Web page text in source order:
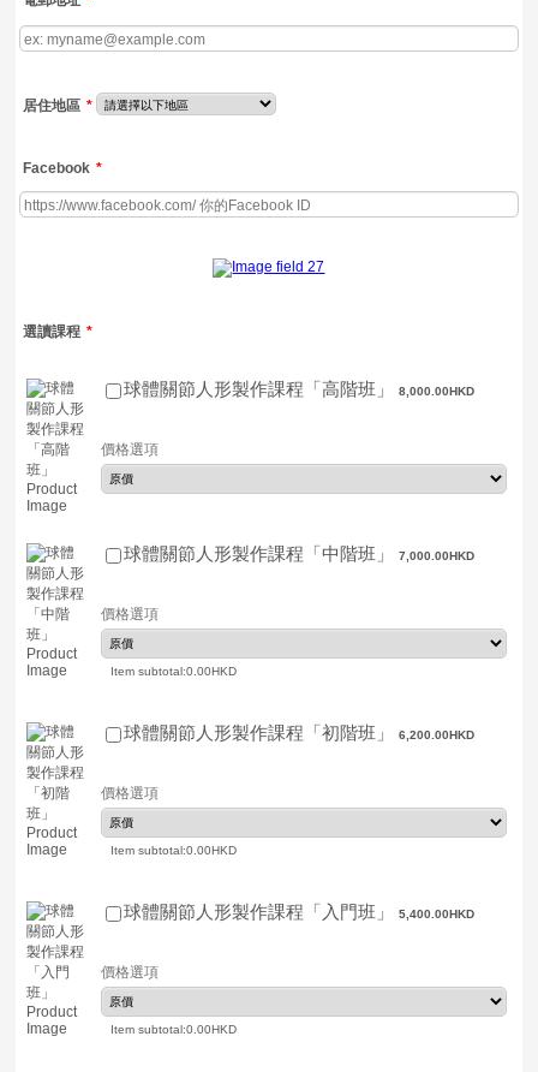
居住地區 *
Facebook *
選讀課程 *
球體關節人形製作課程「高階班」 8,000.00HKD
價格選項
球體關節人形製作課程「中階班」 7,000.00HKD
價格選項
Item subtotal:0.00 HKD
0.00HKD
球體關節人形製作課程「初階班」 6,200.00HKD
價格選項
Item subtotal:0.00 HKD
0.00HKD
球體關節人形製作課程「入門班」 5,400.00HKD
價格選項
Item subtotal:0.00 HKD
0.00HKD